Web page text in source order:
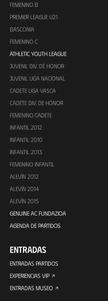
FEMENINO B
PREMIER LEAGUE U21
BASCONIA
FEMENINO C
ATHLETIC YOUTH LEAGUE
JUVENIL DIV. DE HONOR
JUVENIL LIGA NACIONAL
CADETE LIGA VASCA
CADETE DIV. DE HONOR
FEMENINO CADETE
INFANTIL 2012
INFANTIL 2010
INFANTIL 2013
FEMENINO INFANTIL
ALEVÍN 2012
ALEVÍN 2014
ALEVÍN 2015
GENUINE AC FUNDAZIOA
AGENDA DE PARTIDOS
ENTRADAS
ENTRADAS PARTIDOS
EXPERIENCIAS VIP
ENTRADAS MUSEO